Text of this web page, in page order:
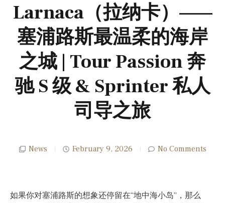
Larnaca（拉纳卡）——
塞浦路斯最温柔的海岸
之城 | Tour Passion 奔
驰 S 级 & Sprinter 私人
司导之旅
News February 9, 2026 No Comments
如果你对塞浦路斯的想象还停留在“地中海小岛”，那么